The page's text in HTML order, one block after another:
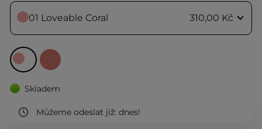
01 Loveable Coral 310,00 Kč
Skladem
Můžeme odeslat již: dnes!